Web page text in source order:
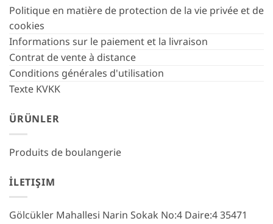
Politique en matière de protection de la vie privée et de
cookies
Informations sur le paiement et la livraison
Contrat de vente à distance
Conditions générales d'utilisation
Texte KVKK
ÜRÜNLER
Produits de boulangerie
İLETIŞIM
Gölcükler Mahallesi Narin Sokak No:4 Daire:4 35471